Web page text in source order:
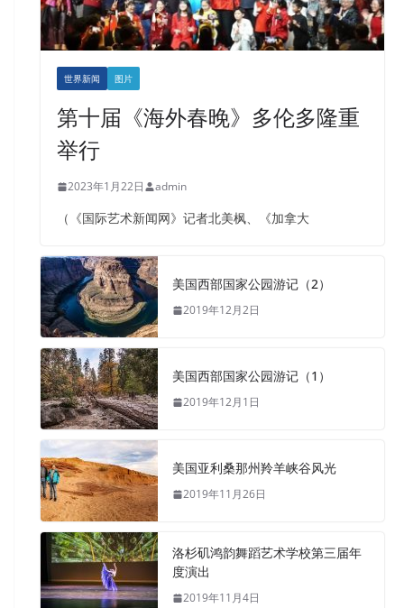
世界新闻 图片
第十届《海外春晚》多伦多隆重
举行
2023年1月22日 admin
（《国际艺术新闻网》记者北美枫、《加拿大
美国西部国家公园游记（2）
2019年12月2日
美国西部国家公园游记（1）
2019年12月1日
美国亚利桑那州羚羊峡谷风光
2019年11月26日
洛杉矶鸿韵舞蹈艺术学校第三届年
度演出
2019年11月4日